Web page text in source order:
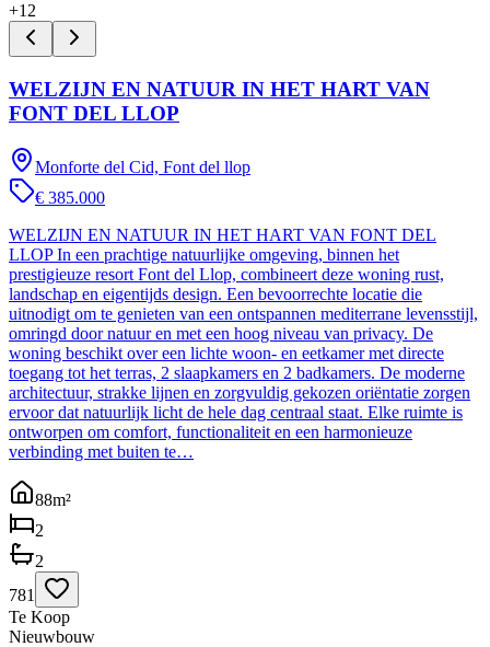
+12
WELZIJN EN NATUUR IN HET HART VAN
FONT DEL LLOP
Monforte del Cid, Font del llop
€ 385.000
WELZIJN EN NATUUR IN HET HART VAN FONT DEL
LLOP In een prachtige natuurlijke omgeving, binnen het
prestigieuze resort Font del Llop, combineert deze woning rust,
landschap en eigentijds design. Een bevoorrechte locatie die
uitnodigt om te genieten van een ontspannen mediterrane levensstijl,
omringd door natuur en met een hoog niveau van privacy. De
woning beschikt over een lichte woon- en eetkamer met directe
toegang tot het terras, 2 slaapkamers en 2 badkamers. De moderne
architectuur, strakke lijnen en zorgvuldig gekozen oriëntatie zorgen
ervoor dat natuurlijk licht de hele dag centraal staat. Elke ruimte is
ontworpen om comfort, functionaliteit en een harmonieuze
verbinding met buiten te…
88m²
2
2
781
Te Koop
Nieuwbouw